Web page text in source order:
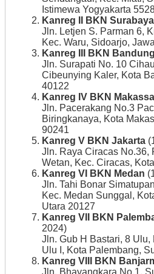
Istimewa Yogyakarta
Kanreg II BKN Surabaya
Jln. Letjen S. Parman 6,
Kec. Waru, Sidoarjo,
Kanreg III BKN Bandung
Jln. Surapati No. 10
Cibeunying Kaler, Kota
40122
Kanreg IV BKN
Jln. Pacerakang No.3
Biringkanaya, Kota
90241
Kanreg V BKN Jakarta
Jln. Raya Ciracas No.36,
Wetan, Kec. Ciracas,
Kanreg VI BKN Medan
Jln. Tahi Bonar
Kec. Medan Sunggal,
Utara 20127
Kanreg VII BKN
2024)
Jln. Gub H Bastari, 8
Ulu I, Kota Palembang,
Kanreg VIII BKN
Jln. Bhayangkara No.1,